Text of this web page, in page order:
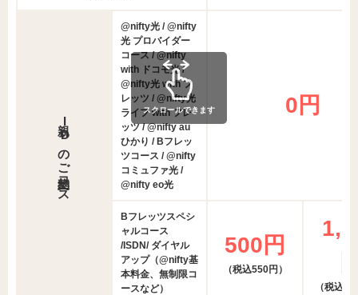
親IDの
ご契約コース
@nifty光 / @nifty
光 プロバイダー
コース / @nifty
with ドコモ光 /
@nifty光 with フ
レッツ / @nifty光
ライフ with フレ
ッツ / @nifty au
ひかり / Bフレッ
ツコース / @nifty
コミュファ光 /
@nifty eo光
0円
Bフレッツスペシ
ャルコース
/ISDN/ ダイヤル
アップ（@nifty基
本料金、無制限コ
ースなど）
500円
（税込550円）
（税込
スクロールできます